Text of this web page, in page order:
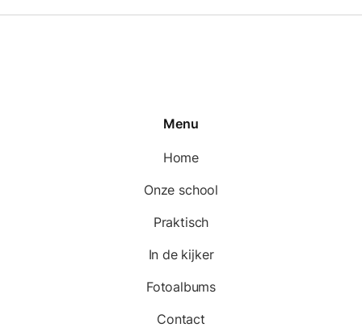
Menu
Home
Onze school
Praktisch
In de kijker
Fotoalbums
Contact